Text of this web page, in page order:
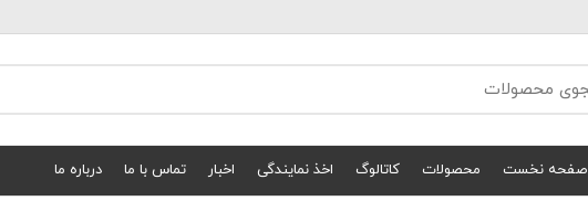
صفحه نخست محصولات کاتالوگ اخذ نمایندگی اخبار تماس با ما درباره ما